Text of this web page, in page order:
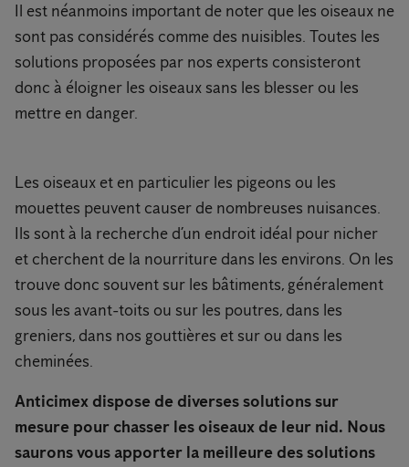
Il est néanmoins important de noter que les oiseaux ne
sont pas considérés comme des nuisibles. Toutes les
solutions proposées par nos experts consisteront
donc à éloigner les oiseaux sans les blesser ou les
mettre en danger.
Les oiseaux et en particulier les pigeons ou les
mouettes peuvent causer de nombreuses nuisances.
Ils sont à la recherche d’un endroit idéal pour nicher
et cherchent de la nourriture dans les environs. On les
trouve donc souvent sur les bâtiments, généralement
sous les avant-toits ou sur les poutres, dans les
greniers, dans nos gouttières et sur ou dans les
cheminées.
Anticimex dispose de diverses solutions sur
mesure pour chasser les oiseaux de leur nid. Nous
saurons vous apporter la meilleure des solutions